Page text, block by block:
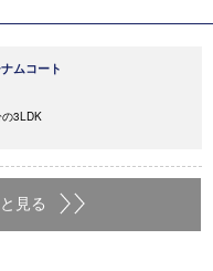
ムコート
3LDK
見る